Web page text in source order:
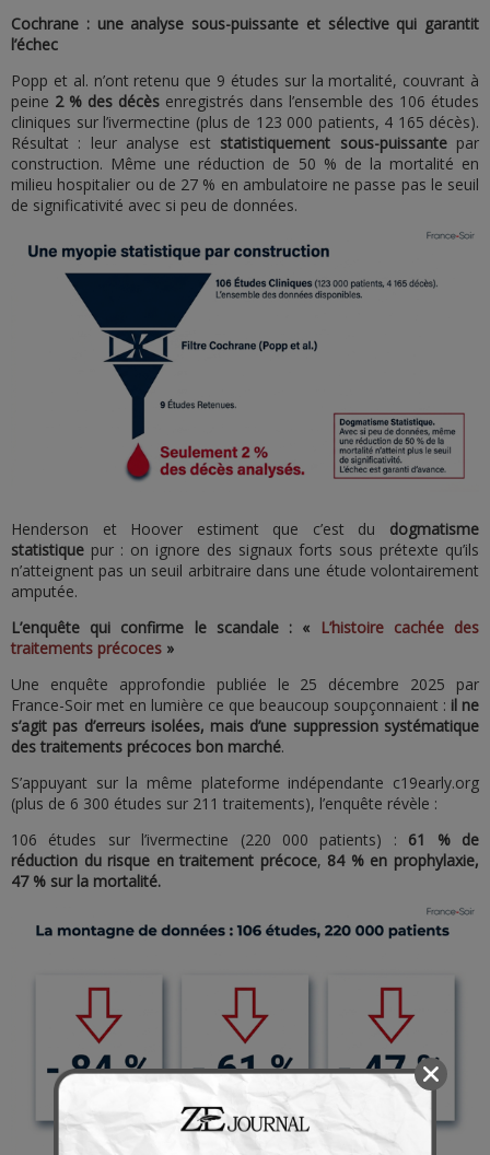
Cochrane : une analyse sous-puissante et sélective qui garantit
l’échec
Popp et al. n’ont retenu que 9 études sur la mortalité, couvrant à
peine 2 % des décès enregistrés dans l’ensemble des 106 études
cliniques sur l’ivermectine (plus de 123 000 patients, 4 165 décès).
Résultat : leur analyse est statistiquement sous-puissantepar
construction. Même une réduction de 50 % de la mortalité en
milieu hospitalier ou de 27 % en ambulatoire ne passe pas le seuil
de significativité avec si peu de données.
Henderson et Hoover estiment que c’est du dogmatisme
statistique pur : on ignore des signaux forts sous prétexte qu’ils
n’atteignent pas un seuil arbitraire dans une étude volontairement
amputée.
L’enquête qui confirme le scandale : «
L’histoire cachée des
traitements précoces »
Une enquête approfondie publiée le 25 décembre 2025 par
France-Soir met en lumière ce que beaucoup soupçonnaient : il ne
s’agit pas d’erreurs isolées, mais d’une suppression systématique
des traitements précoces bon marché.
S’appuyant sur la même plateforme indépendante c19early.org
(plus de 6 300 études sur 211 traitements), l’enquête révèle :
106 études sur l’ivermectine (220 000 patients) : 61 % de
réduction du risque en traitement précoce, 84 % en prophylaxie,
47 % sur la mortalité.